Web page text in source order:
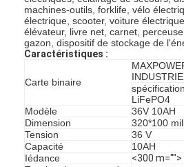
machines-outils, forklife, vélo
électrique, scooter, voiture
élévateur, livre net, carnet,
gazon, dispositif de stockage de
Caractéristiques :
Carte binaire
LiFePO4
Modèle
36V 10AH
Dimension
320*100
Tension
36 V
Capacité
10AH
Iédance
<300 m="">